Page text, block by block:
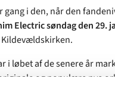
gang i den, når den
Electricsøndag den 29.
i løbet af de senere år
og populære nye
musikscene. Deres